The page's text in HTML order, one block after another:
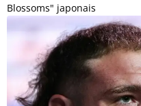
Blossoms" japonais